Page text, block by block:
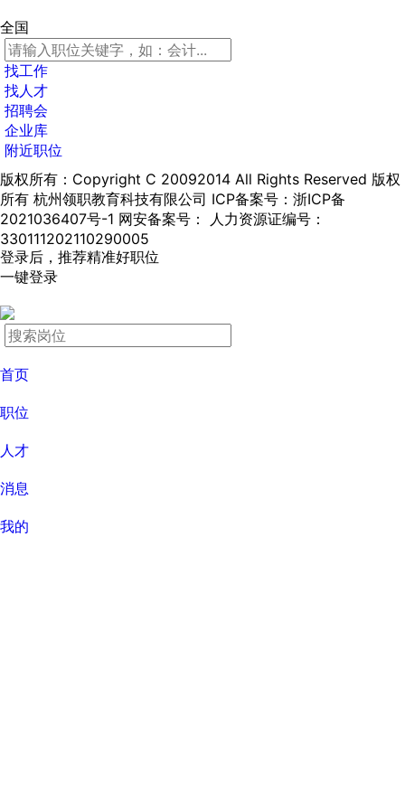
全国
找工作
找人才
招聘会
企业库
附近职位
版权所有：Copyright C 20092014 All Rights Reserved 版权
所有 杭州领职教育科技有限公司 ICP备案号：浙ICP备
2021036407号-1 网安备案号：
人力资源证编号：
330111202110290005
登录后，推荐精准好职位
一键登录
首页
职位
人才
消息
我的